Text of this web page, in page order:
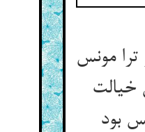
ترا مونس
خیالت
بود